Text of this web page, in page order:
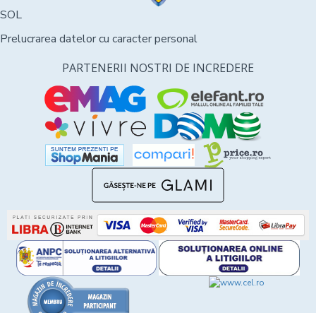
SOL
Prelucrarea datelor cu caracter personal
PARTENERII NOSTRI DE INCREDERE